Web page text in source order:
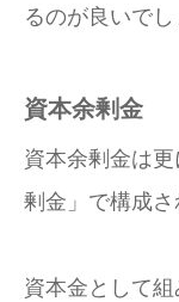
るのが良いでし
資本余剰金
資本余剰金は
剰金」で構成さ
資本金として